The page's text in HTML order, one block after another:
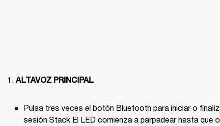
ALTAVOZ PRINCIPAL
Pulsa tres veces el botón Bluetooth para iniciar o
sesión Stack El LED comienza a parpadear hasta que